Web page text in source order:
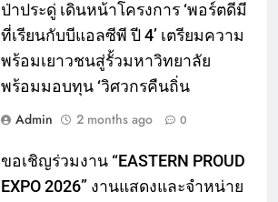
ป่าประดู่ เดินหน้าโครงการ ‘พอร์ตดีมี
ที่เรียนกับบีแอลซีพี ปี 4’ เตรียมความ
พร้อมเยาวชนสู่รั้วมหาวิทยาลัย
พร้อมมอบทุน ‘วิศวกรคืนถิ่น
Admin
2 months ago 0
ขอเชิญร่วมงาน “EASTERN PROUD
EXPO 2026” งานแสดงและจำหน่าย